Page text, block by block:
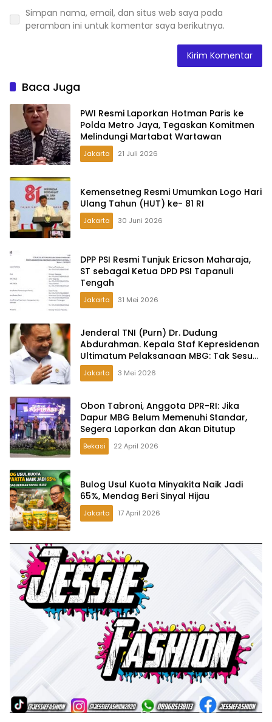
Simpan nama, email, dan situs web saya pada
peramban ini untuk komentar saya berikutnya.
Baca Juga
PWI Resmi Laporkan Hotman Paris ke
Polda Metro Jaya, Tegaskan Komitmen
Melindungi Martabat Wartawan
Jakarta 21 Juli 2026
Kemensetneg Resmi Umumkan Logo Hari
Ulang Tahun (HUT) ke- 81 RI
Jakarta 30 Juni 2026
DPP PSI Resmi Tunjuk Ericson Maharaja,
ST sebagai Ketua DPD PSI Tapanuli
Tengah
Jakarta 31 Mei 2026
Jenderal TNI (Purn) Dr. Dudung
Abdurahman. Kepala Staf Kepresidenan
Ultimatum Pelaksanaan MBG: Tak Sesuai
Aturan di Lapangan, Akan Dibabat
Jakarta 3 Mei 2026
Obon Tabroni, Anggota DPR-RI: Jika
Dapur MBG Belum Memenuhi Standar,
Segera Laporkan dan Akan Ditutup
Bekasi 22 April 2026
Bulog Usul Kuota Minyakita Naik Jadi
65%, Mendag Beri Sinyal Hijau
Jakarta 17 April 2026